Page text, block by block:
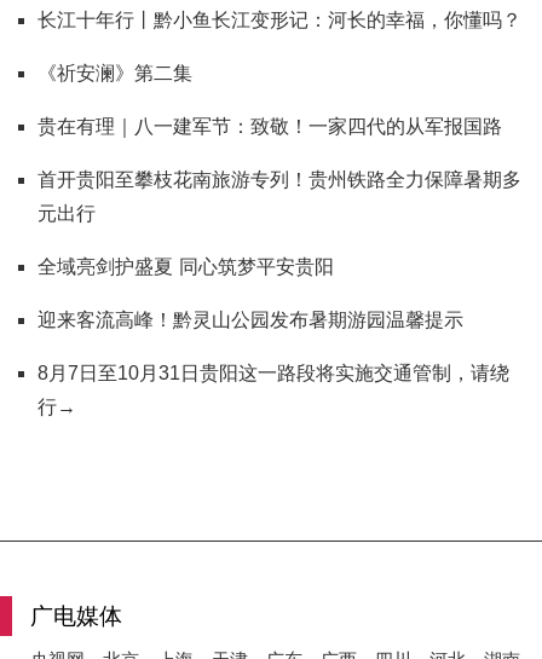
长江十年行丨黔小鱼长江变形记：河长的幸福，你懂吗？
《祈安澜》第二集
贵在有理｜八一建军节：致敬！一家四代的从军报国路
首开贵阳至攀枝花南旅游专列！贵州铁路全力保障暑期多
元出行
全域亮剑护盛夏 同心筑梦平安贵阳
迎来客流高峰！黔灵山公园发布暑期游园温馨提示
8月7日至10月31日贵阳这一路段将实施交通管制，请绕
行→
广电媒体